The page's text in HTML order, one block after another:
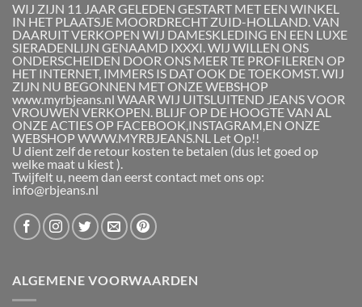
WIJ ZIJN 11 JAAR GELEDEN GESTART MET EEN WINKEL
IN HET PLAATSJE MOORDRECHT ZUID-HOLLAND. VAN
DAARUIT VERKOPEN WIJ DAMESKLEDING EN EEN LUXE
SIERADENLIJN GENAAMD IXXXI. WIJ WILLEN ONS
ONDERSCHEIDEN DOOR ONS MEER TE PROFILEREN OP
HET INTERNET, IMMERS IS DAT OOK DE TOEKOMST. WIJ
ZIJN NU BEGONNEN MET ONZE WEBSHOP
www.myrbjeans.nl WAAR WIJ UITSLUITEND JEANS VOOR
VROUWEN VERKOPEN. BLIJF OP DE HOOGTE VAN AL
ONZE ACTIES OP FACEBOOK,INSTAGRAM,EN ONZE
WEBSHOP WWW.MYRBJEANS.NL Let Op!!
U dient zelf de retour kosten te betalen (dus let goed op
welke maat u kiest ).
Twijfelt u, neem dan eerst contact met ons op:
info@rbjeans.nl
ALGEMENE VOORWAARDEN